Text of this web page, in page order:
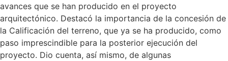
avances que se han producido en el proyecto
arquitectónico. Destacó la importancia de la concesión de
la Calificación del terreno, que ya se ha producido, como
paso imprescindible para la posterior ejecución del
proyecto. Dio cuenta, así mismo, de algunas